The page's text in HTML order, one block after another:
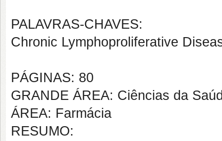
PALAVRAS-CHAVES:
Chronic Lymphoproliferative
PÁGINAS: 80
GRANDE ÁREA: Ciências da
ÁREA: Farmácia
RESUMO: